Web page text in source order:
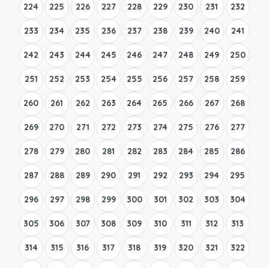
224 225 226 227 228 229 230 231 232
233 234 235 236 237 238 239 240 241
242 243 244 245 246 247 248 249 250
251 252 253 254 255 256 257 258 259
260 261 262 263 264 265 266 267 268
269 270 271 272 273 274 275 276 277
278 279 280 281 282 283 284 285 286
287 288 289 290 291 292 293 294 295
296 297 298 299 300 301 302 303 304
305 306 307 308 309 310 311 312 313
314 315 316 317 318 319 320 321 322